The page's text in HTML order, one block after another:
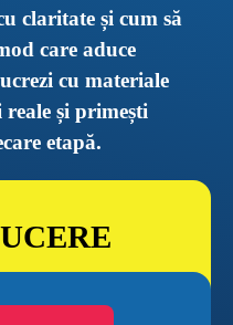
claritate și cum să
care aduce
cu materiale
și primești
etapă.